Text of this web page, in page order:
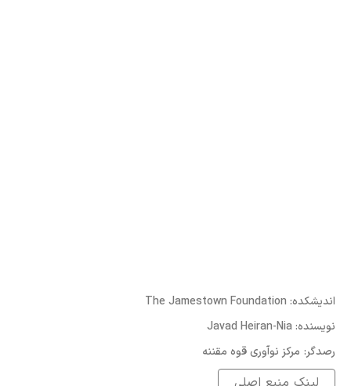
The Jamestown Foundation :اندیشکده
Javad Heiran-Nia :نویسنده
مرکز نوآوری قوه مقننه :رصدگر